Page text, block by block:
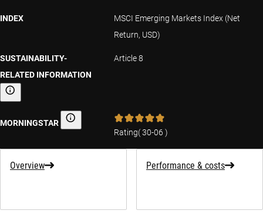
INDEX
MSCI Emerging Markets Index (Net
Return, USD)
SUSTAINABILITY-
RELATED INFORMATION
Sustainability-related information
Article 8
MORNINGSTAR Morningstar
Rating(30-06 )
Overview Performance & costs